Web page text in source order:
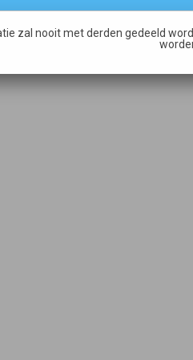
zal nooit met derden gedeeld